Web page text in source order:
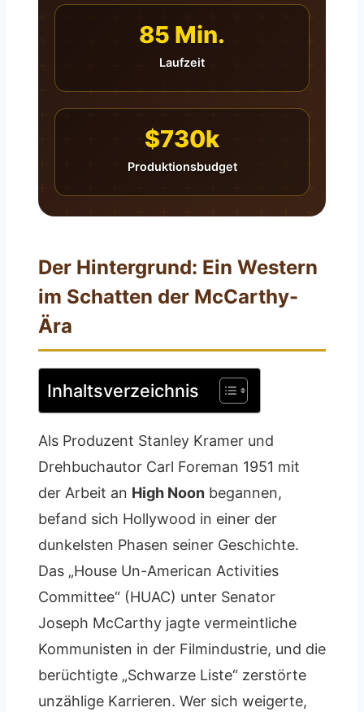
85 Min.
Laufzeit
$730k
Produktionsbudget
Der Hintergrund: Ein Western
im Schatten der McCarthy-
Ära
Inhaltsverzeichnis
Als Produzent Stanley Kramer und
Drehbuchautor Carl Foreman 1951 mit
der Arbeit an High Noon begannen,
befand sich Hollywood in einer der
dunkelsten Phasen seiner Geschichte.
Das „House Un-American Activities
Committee“ (HUAC) unter Senator
Joseph McCarthy jagte vermeintliche
Kommunisten in der Filmindustrie, und die
berüchtigte „Schwarze Liste“ zerstörte
unzählige Karrieren. Wer sich weigerte,